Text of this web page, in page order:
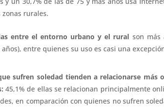
rurales.
entre el entorno urbano y el rural son más
años), entre quienes su uso es casi una
sufren soledad tienden a relacionarse más
45,1% de ellas se relacionan principalmente
en comparación con quienes no sufren